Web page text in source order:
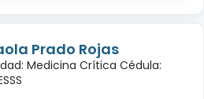
Prado Rojas
Medicina Crítica Cédula: